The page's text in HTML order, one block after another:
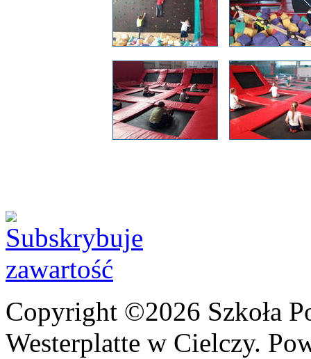
Copyright ©2026 Szkoła
Westerplatte w Cielczy.